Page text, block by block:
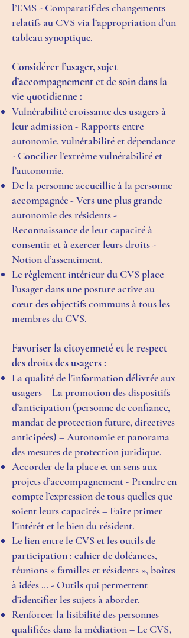
l’EMS - Comparatif des changements
relatifs au CVS via l’appropriation d’un
tableau synoptique.
Considérer l’usager, sujet
d’accompagnement et de soin dans la
vie quotidienne :
Vulnérabilité croissante des usagers à
leur admission - Rapports entre
autonomie, vulnérabilité et dépendance
- Concilier l’extrême vulnérabilité et
l’autonomie.
De la personne accueillie à la personne
accompagnée - Vers une plus grande
autonomie des résidents -
Reconnaissance de leur capacité à
consentir et à exercer leurs droits -
Notion d’assentiment.
Le règlement intérieur du CVS place
l’usager dans une posture active au
cœur des objectifs communs à tous les
membres du CVS.
Favoriser la citoyenneté et le respect
des droits des usagers :
La qualité de l’information délivrée aux
usagers – La promotion des dispositifs
d’anticipation (personne de confiance,
mandat de protection future, directives
anticipées) – Autonomie et panorama
des mesures de protection juridique.
Accorder de la place et un sens aux
projets d’accompagnement - Prendre en
compte l’expression de tous quelles que
soient leurs capacités – Faire primer
l’intérêt et le bien du résident.
Le lien entre le CVS et les outils de
participation : cahier de doléances,
réunions « familles et résidents », boîtes
à idées … - Outils qui permettent
d’identifier les sujets à aborder.
Renforcer la lisibilité des personnes
qualifiées dans la médiation – Le CVS,